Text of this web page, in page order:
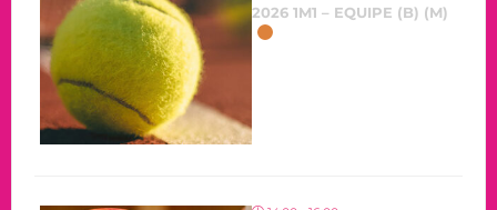
2026 1M1 – EQUIPE (B) (M)